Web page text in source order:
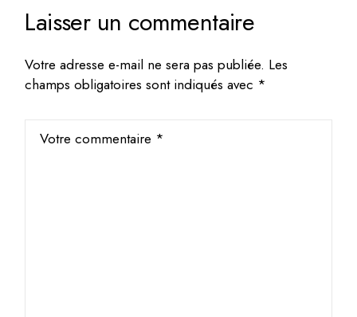
Laisser un commentaire
Votre adresse e-mail ne sera pas publiée. Les
champs obligatoires sont indiqués avec *